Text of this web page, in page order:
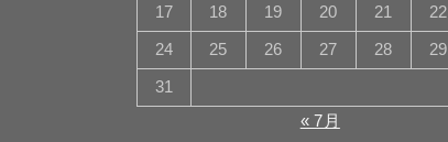
17 18 19 20 21 22
24 25 26 27 28 29
31
« 7月